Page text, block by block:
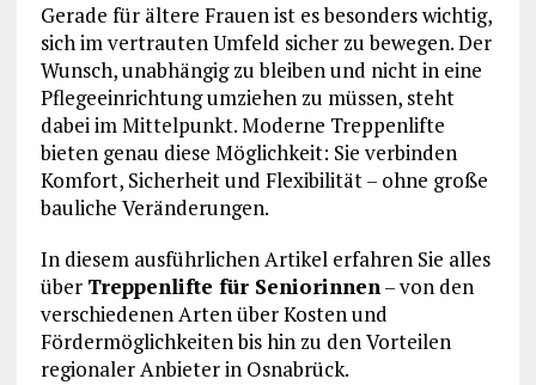
Gerade für ältere Frauen ist es besonders wichtig,
sich im vertrauten Umfeld sicher zu bewegen. Der
Wunsch, unabhängig zu bleiben und nicht in eine
Pflegeeinrichtung umziehen zu müssen, steht
dabei im Mittelpunkt. Moderne Treppenlifte
bieten genau diese Möglichkeit: Sie verbinden
Komfort, Sicherheit und Flexibilität – ohne große
bauliche Veränderungen.
In diesem ausführlichen Artikel erfahren Sie alles
über Treppenlifte für Seniorinnen– von den
verschiedenen Arten über Kosten und
Fördermöglichkeiten bis hin zu den Vorteilen
regionaler Anbieter in Osnabrück.